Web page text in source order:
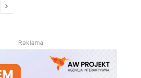
Next
Reklama